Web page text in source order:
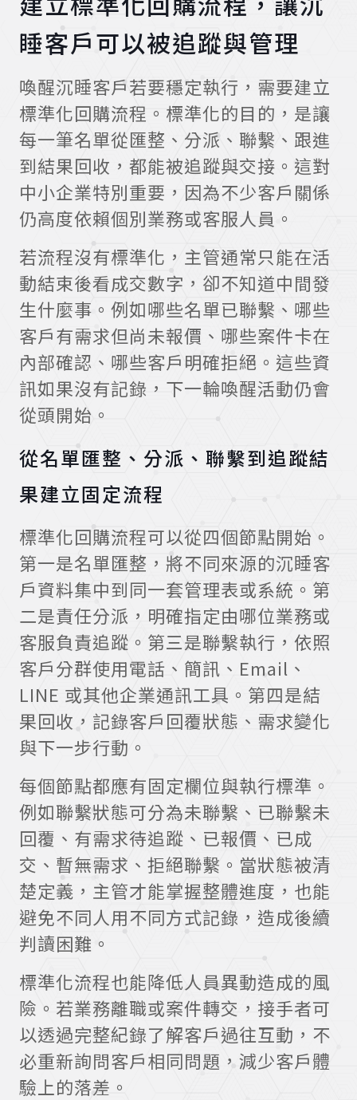
睡客戶可以被追蹤與管理
喚醒沉睡客戶若要穩定執行，需要建立
標準化回購流程。標準化的目的，是讓
每一筆名單從匯整、分派、聯繫、跟進
到結果回收，都能被追蹤與交接。這對
中小企業特別重要，因為不少客戶關係
仍高度依賴個別業務或客服人員。
若流程沒有標準化，主管通常只能在活
動結束後看成交數字，卻不知道中間發
生什麼事。例如哪些名單已聯繫、哪些
客戶有需求但尚未報價、哪些案件卡在
內部確認、哪些客戶明確拒絕。這些資
訊如果沒有記錄，下一輪喚醒活動仍會
從頭開始。
從名單匯整、分派、聯繫到追蹤結
果建立固定流程
標準化回購流程可以從四個節點開始。
第一是名單匯整，將不同來源的沉睡客
戶資料集中到同一套管理表或系統。第
二是責任分派，明確指定由哪位業務或
客服負責追蹤。第三是聯繫執行，依照
客戶分群使用電話、簡訊、Email、
LINE 或其他企業通訊工具。第四是結
果回收，記錄客戶回覆狀態、需求變化
與下一步行動。
每個節點都應有固定欄位與執行標準。
例如聯繫狀態可分為未聯繫、已聯繫未
回覆、有需求待追蹤、已報價、已成
交、暫無需求、拒絕聯繫。當狀態被清
楚定義，主管才能掌握整體進度，也能
避免不同人用不同方式記錄，造成後續
判讀困難。
標準化流程也能降低人員異動造成的風
險。若業務離職或案件轉交，接手者可
以透過完整紀錄了解客戶過往互動，不
必重新詢問客戶相同問題，減少客戶體
驗上的落差。